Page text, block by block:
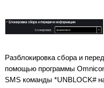
Разблокировка сбора и
помощью программы
SMS команды *UNBLOCK#